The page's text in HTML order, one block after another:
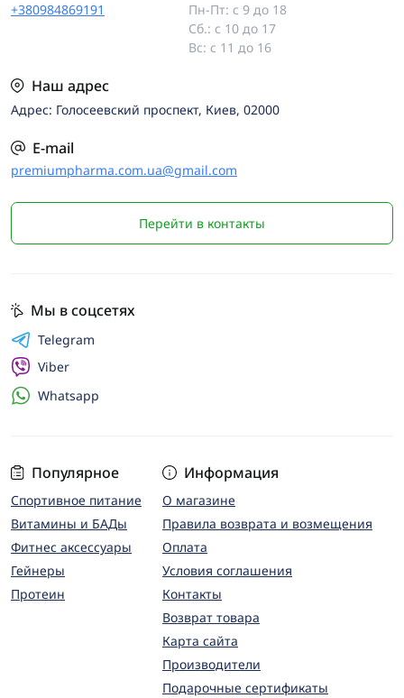
+380984869191
Пн-Пт: с 9 до 18
Сб.: с 10 до 17
Вс: с 11 до 16
Наш адрес
Адрес: Голосеевский проспект, Киев, 02000
E-mail
premiumpharma.com.ua@gmail.com
Перейти в контакты
Популярное
Спортивное питание
Витамины и БАДы
Фитнес аксессуары
Гейнеры
Протеин
Информация
О магазине
Правила возврата и возмещения
Оплата
Условия соглашения
Контакты
Возврат товара
Карта сайта
Производители
Подарочные сертификаты
Мы в соцсетях
Telegram
Viber
Whatsapp